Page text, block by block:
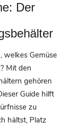
Der
welkes Gemüse
Mit den
gehören
Guide hilft
zu
hältst, Platz